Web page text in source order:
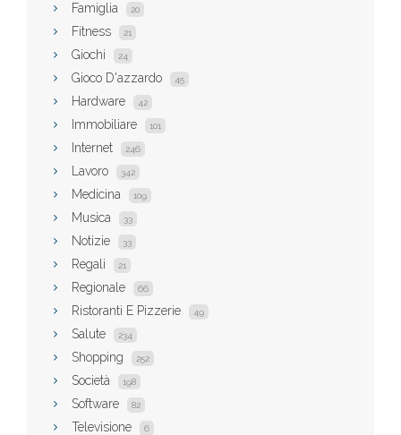
Famiglia 20
Fitness 21
Giochi 24
Gioco D'azzardo 45
Hardware 42
Immobiliare 101
Internet 246
Lavoro 342
Medicina 109
Musica 33
Notizie 33
Regali 21
Regionale 66
Ristoranti E Pizzerie 49
Salute 234
Shopping 252
Società 198
Software 82
Televisione 6